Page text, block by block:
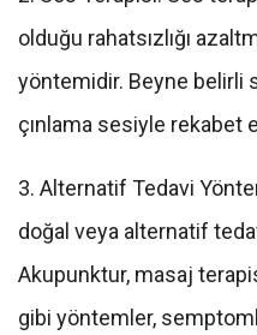
olduğu rahatsızlığı
yöntemidir. Beyne belirli
çınlama sesiyle rekabet
3. Alternatif Tedavi
doğal veya alternatif
Akupunktur, masaj
gibi yöntemler,